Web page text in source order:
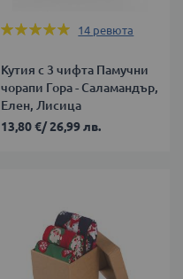
Оценка:
14 ревюта
Кутия с 3 чифта Памучни
чорапи Гора - Саламандър,
Елен, Лисица
13,80 €/26,99 лв.